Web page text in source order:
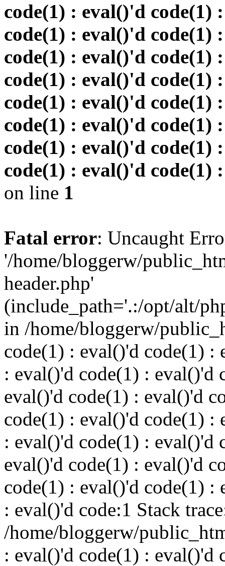
code(1) : eval()'d code(1)
code(1) : eval()'d code(1)
code(1) : eval()'d code(1)
code(1) : eval()'d code(1)
code(1) : eval()'d code(1)
code(1) : eval()'d code(1)
code(1) : eval()'d code(1)
code(1) : eval()'d code(1)
on line 1
Fatal error: Uncaught
'/home/bloggerw/
header.php'
(include_path='.:/opt/alt/
in /home/bloggerw/
code(1) : eval()'d code(1) :
: eval()'d code(1) : eval()'d
eval()'d code(1) : eval()'d
code(1) : eval()'d code(1) :
: eval()'d code(1) : eval()'d
eval()'d code(1) : eval()'d
code(1) : eval()'d code(1) :
: eval()'d code:1 Stack
/home/bloggerw/
: eval()'d code(1) : eval()'d